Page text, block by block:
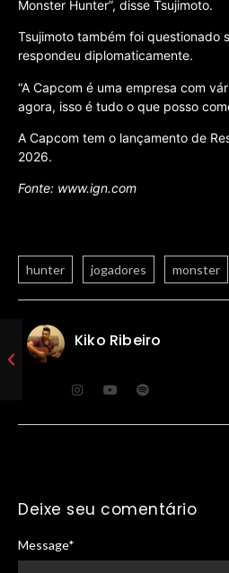
Monster Hunter”, disse Tsujimoto.
Tsujimoto também foi questionado
respondeu diplomaticamente.
“A Capcom é uma empresa com
agora, isso é tudo o que posso
A Capcom tem o lançamento de
2026.
Fonte: www.ign.com
hunter jogadores monster
Kiko Ribeiro
Deixe seu comentário
Message*